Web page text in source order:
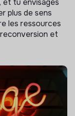
et tu envisages
plus de sens
les ressources
et